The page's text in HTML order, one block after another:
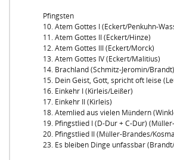
Pfingsten
10. Atem Gottes I (Eckert/Penkuhn-
11. Atem Gottes II (Eckert/Hinze)
12. Atem Gottes III (Eckert/Morck)
13. Atem Gottes IV (Eckert/Malitius)
14. Brachland (Schmitz-Jeromin/Brandt)
15. Dein Geist, Gott, spricht oft leise
16. Einkehr I (Kirleis/Leißer)
17. Einkehr II (Kirleis)
18. Atemlied aus vielen Mündern
19. Pfingstlied I (D-Dur + C-Dur)
20. Pfingstlied II (Müller-Brandes/
23. Es bleiben Dinge unfassbar